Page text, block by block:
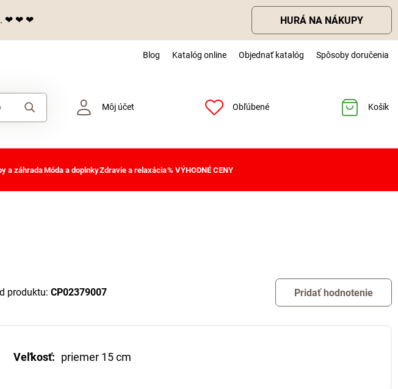
❤ ❤ ❤ HURÁ NA NÁKUPY
Blog Katalóg online Objednať katalóg Spôsoby doručenia
Môj účet Obľúbené Košík
a záhradaMóda a doplnkyZdravie a relaxácia% VÝHODNÉ CENY
produktu: CP02379007 Pridať hodnotenie
Veľkosť: priemer 15 cm